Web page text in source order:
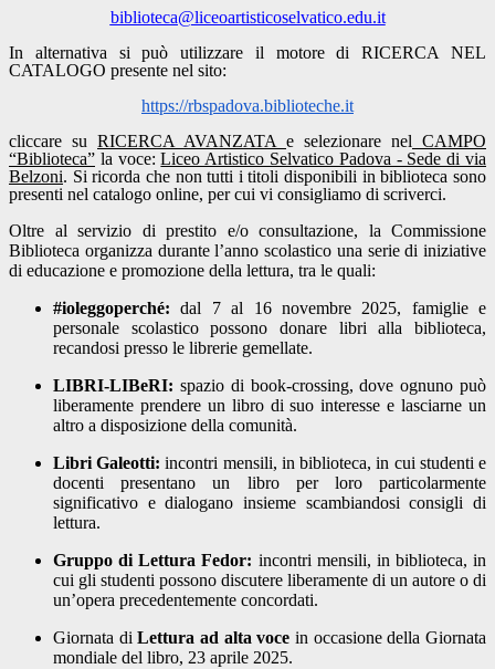
biblioteca@liceoartisticoselvatico.edu.it
In alternativa si può utilizzare il motore di RICERCA NEL
CATALOGO presente nel sito:
https://rbspadova.biblioteche.it
cliccare su RICERCA AVANZATA e selezionare nel CAMPO
“Biblioteca” la voce:Liceo Artistico Selvatico Padova - Sede di via
Belzoni. Si ricorda che non tutti i titoli disponibili in biblioteca sono
presenti nel catalogo online, per cui vi consigliamo di scriverci.
Oltre al servizio di prestito e/o consultazione, la Commissione
Biblioteca organizza durante l’anno scolastico una serie di iniziative
di educazione e promozione della lettura, tra le quali:
#ioleggoperché:dal 7al 16novembre 2025, famiglie e
personale scolasticopossono donare libri alla biblioteca,
recandosi presso le librerie gemellate.
LIBRI-LIBeRI: spazio di book-crossing, dove ognuno può
liberamente prendere un libro di suo interesse e lasciarne un
altro a disposizione della comunità.
Libri Galeotti:incontri mensili, in biblioteca, in cui studenti e
docenti presentano un libro per loro particolarmente
significativo e dialogano insieme scambiandosi consigli di
lettura.
Gruppo di Lettura Fedor: incontri mensili, in biblioteca, in
cui gli studenti possono discutere liberamente di un autore o di
un’opera precedentemente concordati.
Giornata di Lettura ad alta voce in occasione della Giornata
mondiale del libro, 23 aprile 2025.